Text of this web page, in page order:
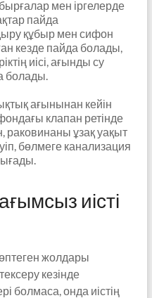
мен іргелерде
пайда
құбыр мен сифон
кезде пайда болады,
иісі, ағынды су
болады.
ағынынан кейін
клапан ретінде
раковинаны ұзақ уақыт
бөлмеге канализация
иісті
жолдары
кезінде
болмаса, онда иістің